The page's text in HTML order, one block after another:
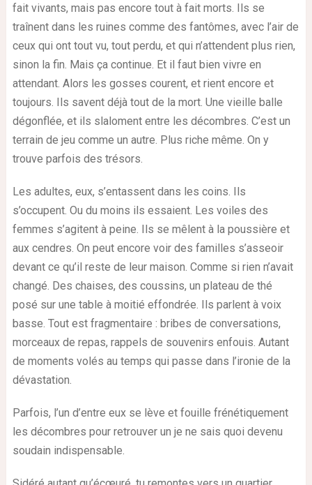
fait vivants, mais pas encore tout à fait morts. Ils se
traînent dans les ruines comme des fantômes, avec l’air de
ceux qui ont tout vu, tout perdu, et qui n’attendent plus rien,
sinon la fin. Mais ça continue. Et il faut bien vivre en
attendant. Alors les gosses courent, et rient encore et
toujours. Ils savent déjà tout de la mort. Une vieille balle
dégonflée, et ils slaloment entre les décombres. C’est un
terrain de jeu comme un autre. Plus riche même. On y
trouve parfois des trésors.
Les adultes, eux, s’entassent dans les coins. Ils
s’occupent. Ou du moins ils essaient. Les voiles des
femmes s’agitent à peine. Ils se mêlent à la poussière et
aux cendres. On peut encore voir des familles s’asseoir
devant ce qu’il reste de leur maison. Comme si rien n’avait
changé. Des chaises, des coussins, un plateau de thé
posé sur une table à moitié effondrée. Ils parlent à voix
basse. Tout est fragmentaire : bribes de conversations,
morceaux de repas, rappels de souvenirs enfouis. Autant
de moments volés au temps qui passe dans l’ironie de la
dévastation.
Parfois, l’un d’entre eux se lève et fouille frénétiquement
les décombres pour retrouver un je ne sais quoi devenu
soudain indispensable.